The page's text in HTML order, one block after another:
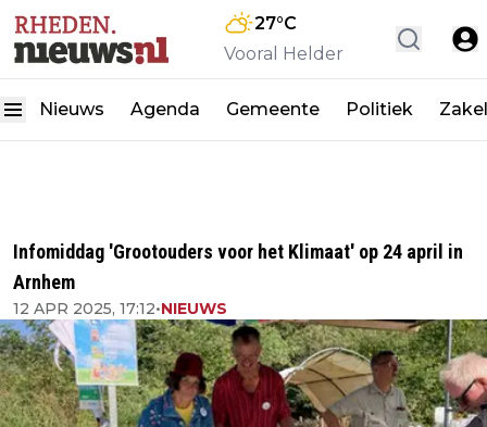
27°C
Vooral Helder
Nieuws Agenda Gemeente Politiek
Infomiddag 'Grootouders voor het Klimaat' op 24 april in
Arnhem
12 APR 2025, 17:12•NIEUWS